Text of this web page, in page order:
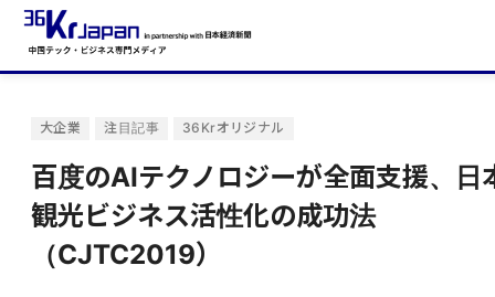
大企業 注目記事 36Krオリジナル
百度のAIテクノロジーが全面支援、日
観光ビジネス活性化の成功法
（CJTC2019）